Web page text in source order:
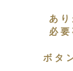
あ
必
ボタ